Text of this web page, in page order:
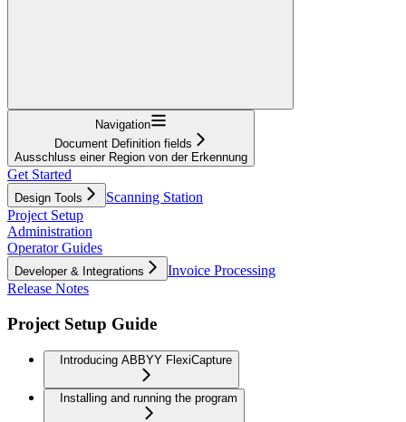
Navigation
Document Definition fields
Ausschluss einer Region von der Erkennung
Get Started
Design Tools
Scanning Station
Project Setup
Administration
Operator Guides
Developer & Integrations
Invoice Processing
Release Notes
Project Setup Guide
Introducing ABBYY FlexiCapture
Installing and running the program